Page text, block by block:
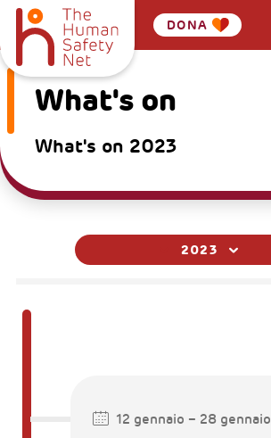
DONA
What's on
What's on 2023
2023
12 gennaio – 28 gennaio